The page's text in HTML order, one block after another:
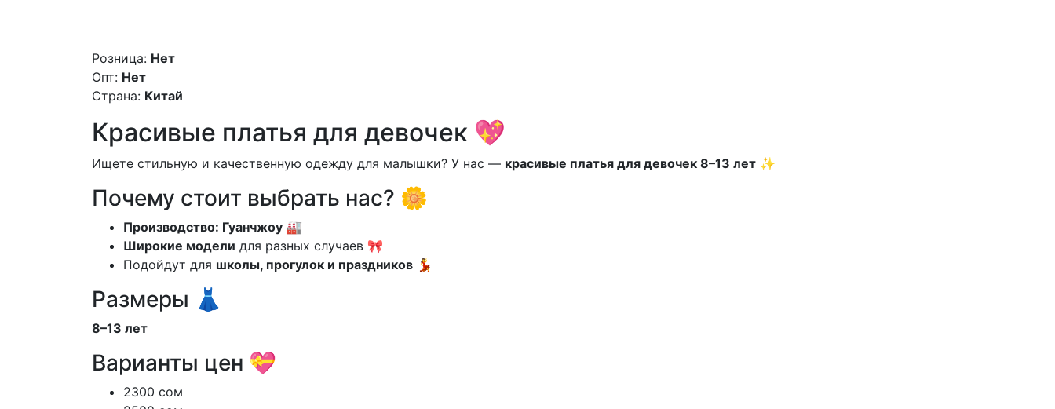
Розница: Нет
Опт: Нет
Страна: Китай
Красивые платья для девочек 💖
Ищете стильную и качественную одежду для малышки? У нас — красивые платья для девочек 8–13 лет ✨
Почему стоит выбрать нас? 🌼
Производство: Гуанчжоу 🏭
Широкие модели для разных случаев 🎀
Подойдут для школы, прогулок и праздников 💃
Размеры 👗
8–13 лет
Варианты цен 💝
2300 сом